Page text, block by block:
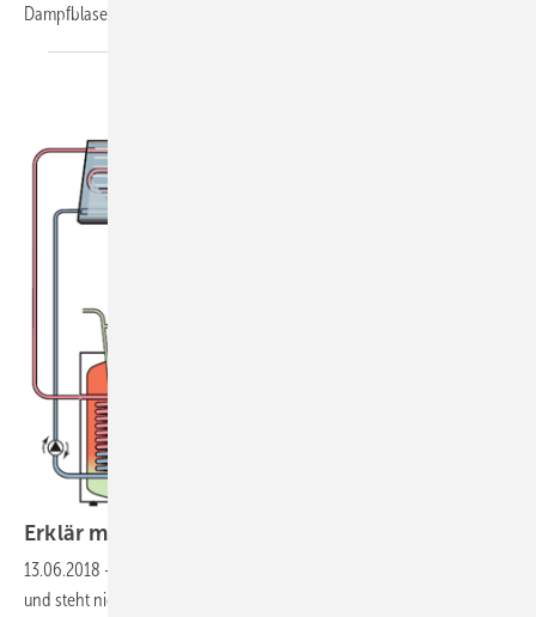
Dampfblasenbildung im System (Stagnation).
Erklär mal: Drain Back
13.06.2018 -
und steht nicht unter Druck. Bei Stillstand des Solarsystems läuft die